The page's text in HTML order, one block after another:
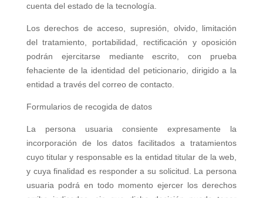
cuenta del estado de la tecnología.
Los derechos de acceso, supresión, olvido, limitación
del tratamiento, portabilidad, rectificación y oposición
podrán ejercitarse mediante escrito, con prueba
fehaciente de la identidad del peticionario, dirigido a la
entidad a través del correo de contacto.
Formularios de recogida de datos
La persona usuaria consiente expresamente la
incorporación de los datos facilitados a tratamientos
cuyo titular y responsable es la entidad titular de la web,
y cuya finalidad es responder a su solicitud. La persona
usuaria podrá en todo momento ejercer los derechos